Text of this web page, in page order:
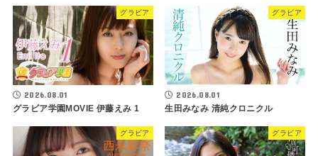
グラビア
2026.08.01
グラビア学園MOVIE 伊藤えみ 1
グラビア
2026.08.01
生田みなみ 清純クロニクル
グラビア グラビア